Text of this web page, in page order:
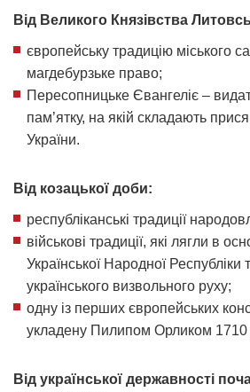
Від Великого Князівства
європейську традицію міського
магдебурзьке право;
Пересопницьке Євангеліє –
пам’ятку, на якій складають
України.
Від козацької доби:
республіканські традиції
військові традиції, які лягли в
Української Народної Республіки
українського визвольного руху;
одну із перших європейських
укладену Пилипом Орликом 1710
Від української державності